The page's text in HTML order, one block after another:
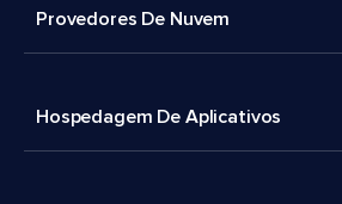
Provedores De Nuvem
Hospedagem De Aplicativos